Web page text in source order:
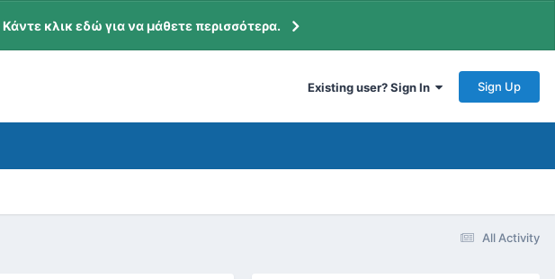
κλικ εδώ για να μάθετε περισσότερα.
Existing user? Sign In Sign Up
All Activity